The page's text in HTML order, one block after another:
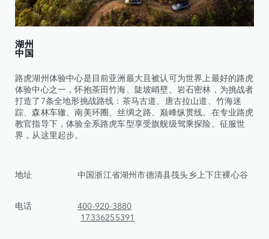
湖州
中国
路虎湖州体验中心是目前亚洲最大且被认可为世界上最好的路虎
体验中心之一，怀抱茶田竹海、陡坡峭壁、岩石密林，为挑战者
打造了7条全地形挑战路线：茶马古道、唐古拉山道、竹海迷
踪、森林车辙、南美环圈、丝绸之路、巅峰纵贯线。在专业路虎
教官指导下，体验全系路虎车型享受旗舰级驾乘探险。征服世
界，从这里起步。
地址 中国浙江省湖州市德清县筏头乡上下庄裸心谷
电话 400-920-3880
17336255391